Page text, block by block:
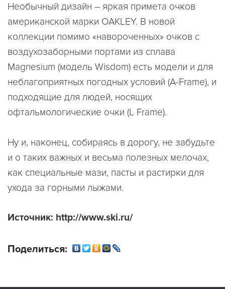
Необычный дизайн – яркая примета очков
американской марки OAKLEY. В новой
коллекции помимо «навороченных» очков с
воздухозаборными портами из сплава
Magnesium (модель Wisdom) есть модели и для
неблагоприятных погодных условий (A-Frame), и
подходящие для людей, носящих
офтальмологические очки (L Frame).
Ну и, наконец, собираясь в дорогу, не забудьте
и о таких важных и весьма полезных мелочах,
как специальные мази, пасты и растирки для
ухода за горными лыжами.
Источник: http://www.ski.ru/
Поделиться: